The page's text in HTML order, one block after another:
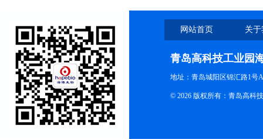
网站首页 关
青岛高科技工业园
地址：青岛城阳区锦汇路1号
© 2026 版权所有：青岛高科